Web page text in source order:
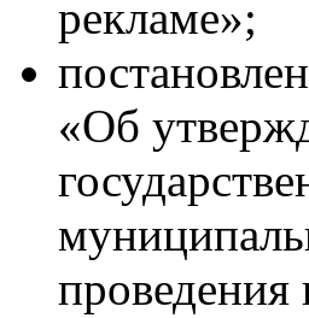
рекламе»;
«Об